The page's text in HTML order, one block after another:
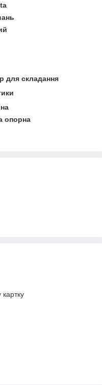
для складання
опорна